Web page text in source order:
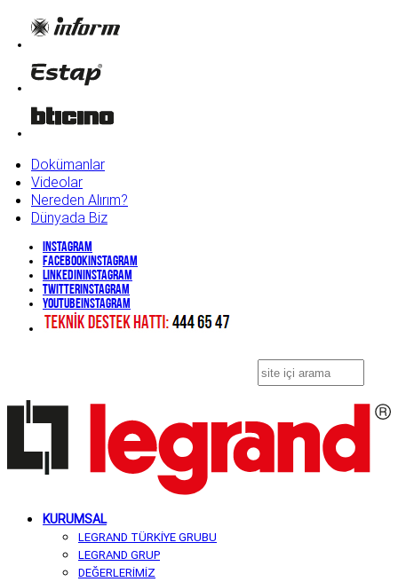
Dokümanlar
Videolar
Nereden Alırım?
Dünyada Biz
Instagram
Facebook Instagram
Linkedin Instagram
Twitter Instagram
YouTube Instagram
KURUMSAL
LEGRAND TÜRKİYE GRUBU
LEGRAND GRUP
DEĞERLERİMİZ